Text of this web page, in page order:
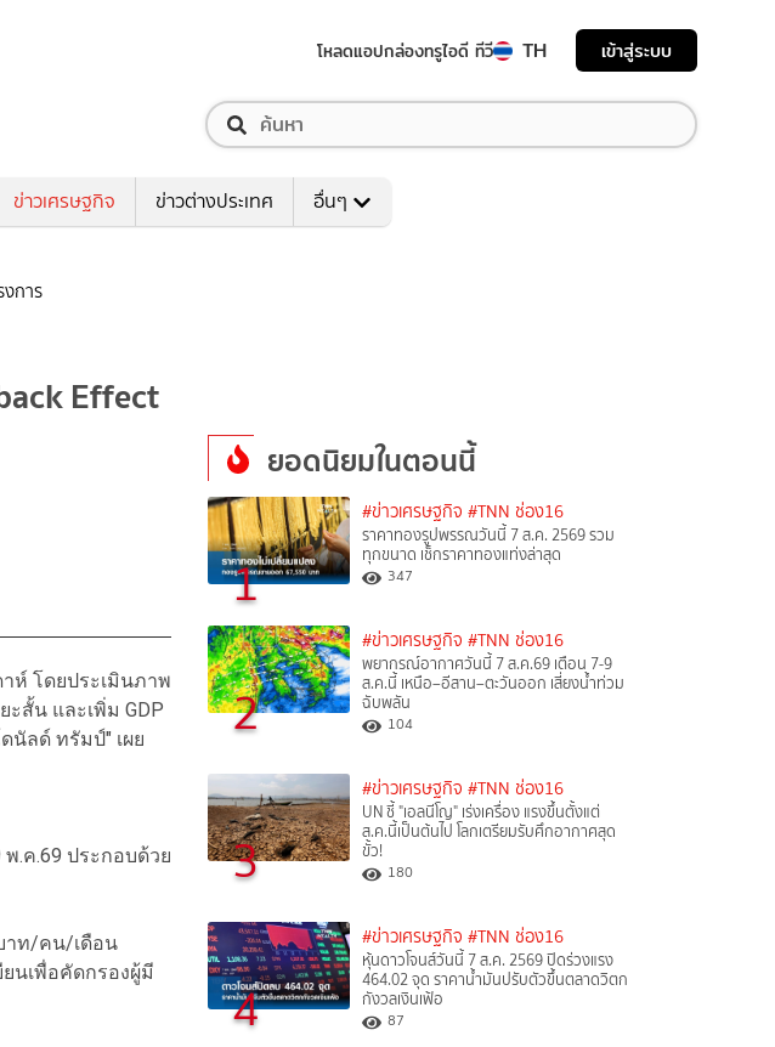
โหลดแอปกล่องทรูไอดี ทีวี TH เข้าสู่ระบบ
ข่าวเศรษฐกิจ ข่าวต่างประเทศ อื่นๆ
การ
Effect
าห์ โดยประเมินภาพ
สั้น และเพิ่ม GDP
นัลด์ ทรัมป์" เผย
.ค.69 ประกอบด้วย
าท/คน/เดือน
นเพื่อคัดกรองผู้มี
ยอดนิยมในตอนนี้
1
#ข่าวเศรษฐกิจ #TNN ช่อง16
ราคาทองรูปพรรณวันนี้ 7 ส.ค. 2569 รวม
ทุกขนาด เช็กราคาทองแท่งล่าสุด
347
2
#ข่าวเศรษฐกิจ #TNN ช่อง16
พยากรณ์อากาศวันนี้ 7 ส.ค.69 เตือน 7-9
ส.ค.นี้ เหนือ–อีสาน–ตะวันออก เสี่ยงน้ำท่วม
ฉับพลัน
104
3
#ข่าวเศรษฐกิจ #TNN ช่อง16
UN ชี้ "เอลนีโญ" เร่งเครื่อง แรงขึ้นตั้งแต่
ส.ค.นี้เป็นต้นไป โลกเตรียมรับศึกอากาศสุด
ขั้ว!
180
4
#ข่าวเศรษฐกิจ #TNN ช่อง16
หุ้นดาวโจนส์วันนี้ 7 ส.ค. 2569 ปิดร่วงแรง
464.02 จุด ราคาน้ำมันปรับตัวขึ้นตลาดวิตก
กังวลเงินเฟ้อ
87